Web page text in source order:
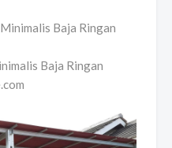
Baja Ringan